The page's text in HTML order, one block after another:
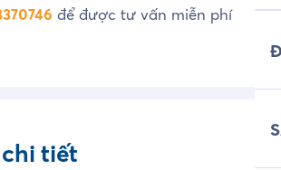
để được tư vấn miễn phí
tiết